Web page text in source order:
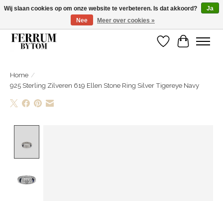
Wij zijn gelsoten van 14 tm 18 februari
Verlanglijst
Home /
925 Sterling Zilveren 619 Ellen Stone Ring Silver Tigereye Navy
Wij slaan cookies op om onze website te verbeteren. Is dat akkoord?
Ja
Nee
Meer over cookies »